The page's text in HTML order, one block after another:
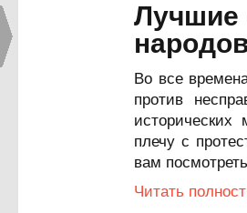
Лучшие
Во все
против
плечу с
вам
Читать